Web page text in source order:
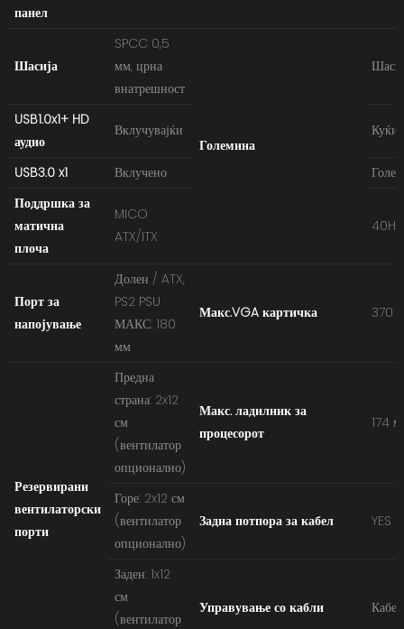
панел
Шасија
SPCC 0,5
мм, црна
внатрешност
Големина
USB1.0x1+ HD
аудио
Вклучувајќи
USB3.0 x1 Вклучено
Поддршка за
матична
плоча
MICO
ATX/ITX
Порт за
напојување
Долен / ATX,
PS2 PSU
МАКС: 180
мм
Макс.VGA картичка 370
Резервирани
вентилаторски
порти
Предна
страна: 2x12
см
(вентилатор
опционално)
Макс. ладилник за
процесорот
174
Горе: 2x12 см
(вентилатор
опционално)
Задна потпора за кабел YES
Заден: 1x12
см
(вентилатор
Управување со кабли